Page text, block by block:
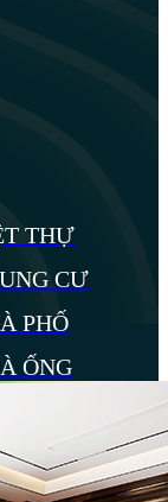
THỰ
CƯ
PHỐ
ỐNG